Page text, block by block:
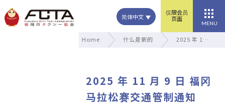
仅限会员
页面
简体中文
MENU
Home 什么是新的 2025 年 1…
2025 年 11 月 9 日 福冈
马拉松赛交通管制通知